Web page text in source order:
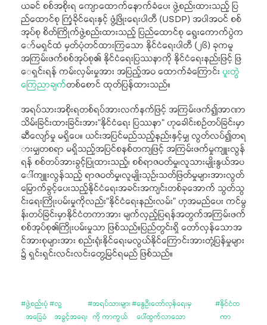
ယခင် စစ်အစိုးရ ကျောထောက်နောက်ခံပေး ဖွဲ့စည်းထားသည့် ပြ
ည်ထောင်စု ကြံ့ခိုင်ရေးနှင့် ဖွံ့ဖြိုးရေးပါတီ (USDP) အပါအဝင် စစ်
အုပ်စု စိတ်ကြိုက်ဖွဲ့စည်းထားသည့် ပြည်ထောင်စု ရွေးကောက်ပွဲက
ော်မရှင်ထံ မှတ်ပုံတင်ထားကြသော နိုင်ငံရေးပါတီ (၂၆) ခုကမူ
အကြမ်းဖက်စစ်အုပ်စု၏ နိုင်ငံရေးပြဿနာကို နိုင်ငံရေးနည်းဖြင့် ဖြ
ေရှင်းရန် ကမ်းလှမ်းမှုအား အပြည့်အဝ ထောက်ခံကြောင်း ပူးတွဲ
ကြေညာချက်တစ်စောင် ထုတ်ပြန်ထားသည်။
အရပ်သားအစိုးရတစ်ရပ်အားလက်နက်ဖြင့် အကြမ်းဖက်၍အာဏာ
သိမ်းခြင်းထားခြင်းအား“နိုင်ငံရေး ပြဿနာ” ဟုခေါင်းစဉ်တပ်ခြင်းမှာ
ဆီလျော်မှု မရှိပေ။ ယင်းအပြင်မည်သည့်နည်းနှင့်မျှ လွတ်လပ်၍တရ
ားမျှတစရာ မရှိသည့်အပြင်စနစ်တကျဖြင့် အကြမ်းဖက်မှုကျူးလွန်
ရန် စစ်တပ်အားခွင့်ပြုထားသည့်၊ စစ်ရာဇဝတ်မှု၊လူသားမျိုးနွယ်အပ
ေါ်ကျူးလွန်သည့် ရာဇဝတ်မှု၊လူမျိုးသုဉ်းသတ်ဖြတ်မှုများအားလွတ်
မြောက်ခွင့်ပေးသည့်နိုင်ငံရေးအခင်းအကျင်းတစ်ခုအောက် သွတ်သွ
င်းရေးကြိုးပမ်းမှုကိုလည်း“နိုင်ငံရေးနည်းလမ်း” ဟုအမည်ပေး ကင်မွ
န်းတပ်ခြင်းမှာနိုင်ငံတကာအား မျက်လှည့်ပြရန်အတွက်အကြမ်းဖက်
စစ်အုပ်စု၏ကြိုးပမ်းမှုသာ ဖြစ်သည်။ပြည်တွင်းရှိ တော်လှန်သောအ
င်အားစုများအား စည်းရုံးနိုင်ရေးမလွယ်နိုင်ကြောင်းအားတုံ့ပြန်မှုများ
၌ ရှင်းရှင်းလင်းလင်းတွေ့မြင်ရမည် ဖြစ်သည်။
#ဖွဲ့စည်းပုံ
အခြေခံ
#လူ့
အခွင့်အရေး
#အရပ်သားများ
ကို ကာကွယ်
#နွေဦးတော်လှန်ရေးမှ
ပေါ်ထွက်လာသော
#နိုင်ငံတ
ကာ